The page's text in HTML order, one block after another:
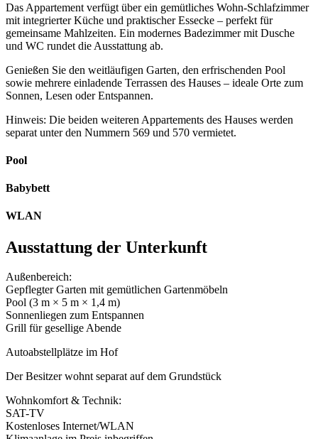
Das Appartement verfügt über ein gemütliches Wohn-Schlafzimmer
mit integrierter Küche und praktischer Essecke – perfekt für
gemeinsame Mahlzeiten. Ein modernes Badezimmer mit Dusche
und WC rundet die Ausstattung ab.
Genießen Sie den weitläufigen Garten, den erfrischenden Pool
sowie mehrere einladende Terrassen des Hauses – ideale Orte zum
Sonnen, Lesen oder Entspannen.
Hinweis: Die beiden weiteren Appartements des Hauses werden
separat unter den Nummern 569 und 570 vermietet.
Pool
Babybett
WLAN
Ausstattung der Unterkunft
Außenbereich:
Gepflegter Garten mit gemütlichen Gartenmöbeln
Pool (3 m × 5 m × 1,4 m)
Sonnenliegen zum Entspannen
Grill für gesellige Abende
Autoabstellplätze im Hof
Der Besitzer wohnt separat auf dem Grundstück
Wohnkomfort & Technik:
SAT-TV
Kostenloses Internet/WLAN